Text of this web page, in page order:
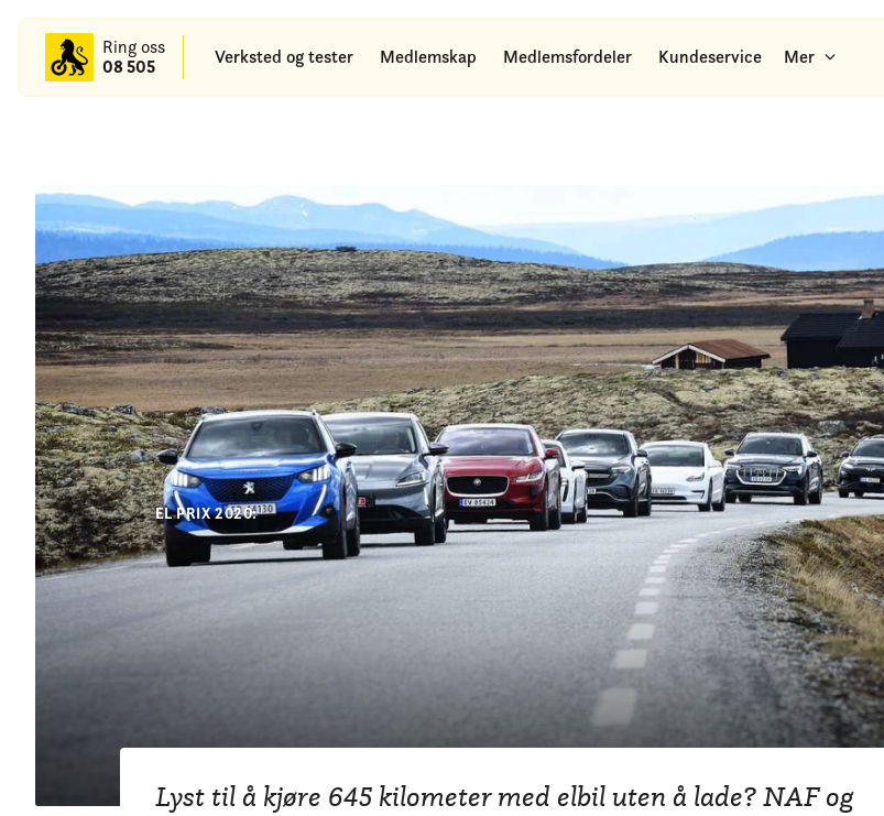
Ring oss
08 505
Verksted og tester Medlemskap Medlemsfordeler Kundeservice Mer
hovedinnhold
EL PRIX 2020:
Rimelige nykommere leverer på
rekkevidde
Lyst til å kjøre 645 kilometer med elbil uten å lade? NAF og